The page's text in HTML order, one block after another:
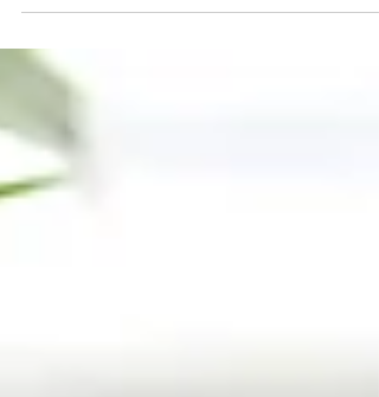
Хотите быстро создавать и публиковать
как редактировать блог на компьютере или...